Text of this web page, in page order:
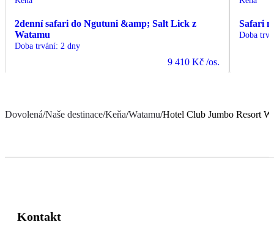
2denní safari do Ngutuni &amp; Salt Lick z
Watamu
Doba trvání: 2 dny
9 410 Kč /os.
Safari
Doba
Dovolená/Naše destinace/Keňa/Watamu/Hotel Club Jumbo Resort
Kontakt